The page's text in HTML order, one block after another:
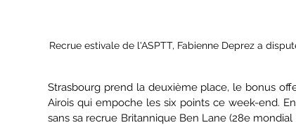
Recrue estivale de l'ASPTT, Fabienne Deprez a
Strasbourg prend la deuxième place, le bonus
Airois qui empoche les six points ce week-end.
sans sa recrue Britannique Ben Lane (28e